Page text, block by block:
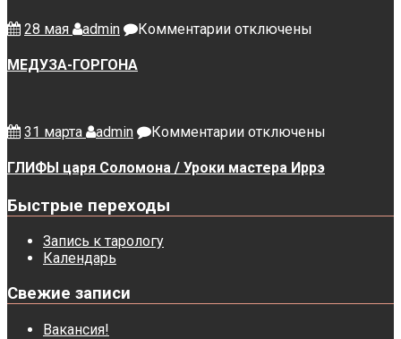
28 мая admin Комментариикотключены
МЕДУЗА-ГОРГОНА
31 марта admin Комментариик
ГЛИФЫ
/
отключены
ГЛИФЫ царя Соломона / Уроки мастера Иррэ
Быстрые переходы
Запись к тарологу
Календарь
Свежие записи
Вакансия!